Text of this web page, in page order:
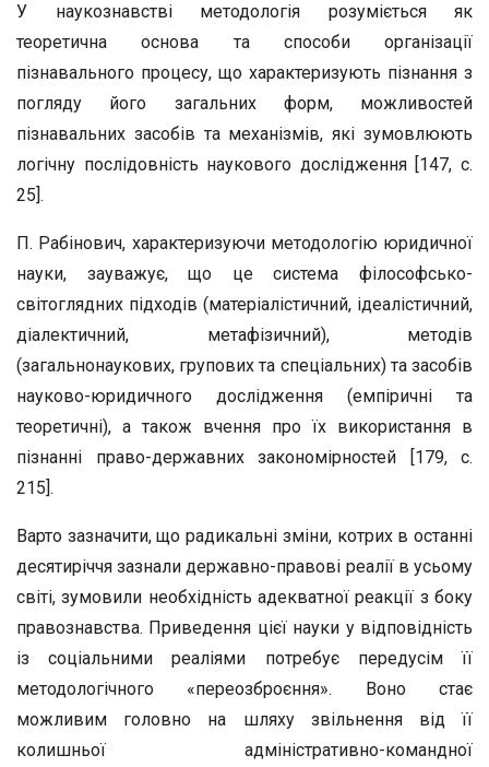
У наукознавстві методологія розуміється як
теоретична основа та способи організації
пізнавального процесу, що характеризують пізнання з
погляду його загальних форм, можливостей
пізнавальних засобів та механізмів, які зумовлюють
логічну послідовність наукового дослідження [147, с.
25].
П. Рабінович, характеризуючи методологію юридичної
науки, зауважує, що це система філософсько-
світоглядних підходів (матеріалістичний, ідеалістичний,
діалектичний, метафізичний), методів
(загальнонаукових, групових та спеціальних) та засобів
науково-юридичного дослідження (емпіричні та
теоретичні), а також вчення про їх використання в
пізнанні право-державних закономірностей [179, с.
215].
Варто зазначити, що радикальні зміни, котрих в останні
десятиріччя зазнали державно-правові реалії в усьому
світі, зумовили необхідність адекватної реакції з боку
правознавства. Приведення цієї науки у відповідність
із соціальними реаліями потребує передусім її
методологічного «переозброєння». Воно стає
можливим головно на шляху звільнення від її
колишньої адміністративно-командної